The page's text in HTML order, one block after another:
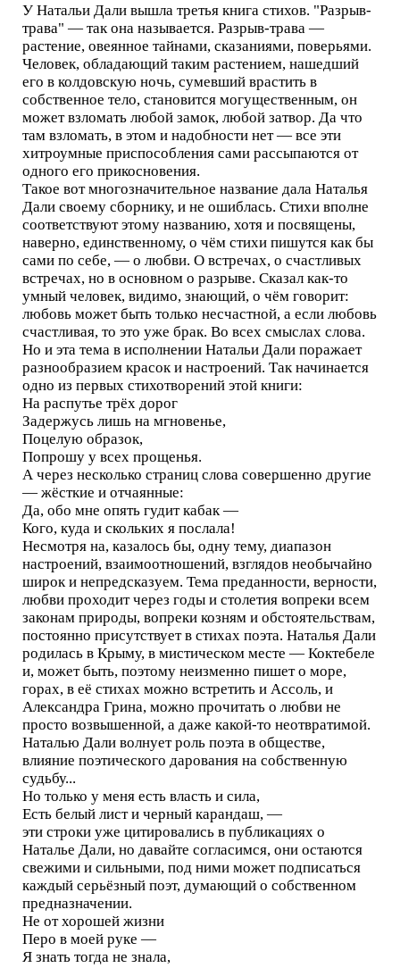
У Натальи Дали вышла третья книга стихов. "Разрыв-
трава" — так она называется. Разрыв-трава —
растение, овеянное тайнами, сказаниями, поверьями.
Человек, обладающий таким растением, нашедший
его в колдовскую ночь, сумевший врастить в
собственное тело, становится могущественным, он
может взломать любой замок, любой затвор. Да что
там взломать, в этом и надобности нет — все эти
хитроумные приспособления сами рассыпаются от
одного его прикосновения.
Такое вот многозначительное название дала Наталья
Дали своему сборнику, и не ошиблась. Стихи вполне
соответствуют этому названию, хотя и посвящены,
наверно, единственному, о чём стихи пишутся как бы
сами по себе, — о любви. О встречах, о счастливых
встречах, но в основном о разрыве. Сказал как-то
умный человек, видимо, знающий, о чём говорит:
любовь может быть только несчастной, а если любовь
счастливая, то это уже брак. Во всех смыслах слова.
Но и эта тема в исполнении Натальи Дали поражает
разнообразием красок и настроений. Так начинается
одно из первых стихотворений этой книги:
На распутье трёх дорог
Задержусь лишь на мгновенье,
Поцелую образок,
Попрошу у всех прощенья.
А через несколько страниц слова совершенно другие
— жёсткие и отчаянные:
Да, обо мне опять гудит кабак —
Кого, куда и скольких я послала!
Несмотря на, казалось бы, одну тему, диапазон
настроений, взаимоотношений, взглядов необычайно
широк и непредсказуем. Тема преданности, верности,
любви проходит через годы и столетия вопреки всем
законам природы, вопреки козням и обстоятельствам,
постоянно присутствует в стихах поэта. Наталья Дали
родилась в Крыму, в мистическом месте — Коктебеле
и, может быть, поэтому неизменно пишет о море,
горах, в её стихах можно встретить и Ассоль, и
Александра Грина, можно прочитать о любви не
просто возвышенной, а даже какой-то неотвратимой.
Наталью Дали волнует роль поэта в обществе,
влияние поэтического дарования на собственную
судьбу...
Но только у меня есть власть и сила,
Есть белый лист и черный карандаш, —
эти строки уже цитировались в публикациях о
Наталье Дали, но давайте согласимся, они остаются
свежими и сильными, под ними может подписаться
каждый серьёзный поэт, думающий о собственном
предназначении.
Не от хорошей жизни
Перо в моей руке —
Я знать тогда не знала,